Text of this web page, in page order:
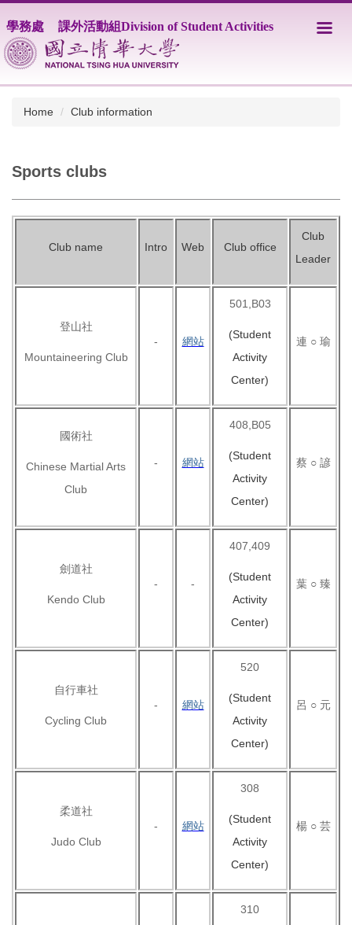
to
the
main
學務處 課外活動組Division of Student Activities
Home Club information
Sports clubs
Club name Intro Web Club office
Club
Leader
登山社
Mountaineering Club
- 網站
501,B03
(Student
Activity
Center)
連 ○ 瑜
國術社
Chinese Martial Arts
Club
- 網站
408,B05
(Student
Activity
Center)
蔡 ○ 諺
劍道社
Kendo Club
- -
407,409
(Student
Activity
Center)
葉 ○ 臻
自行車社
Cycling Club
- 網站
520
(Student
Activity
Center)
呂 ○ 元
柔道社
Judo Club
- 網站
308
(Student
Activity
Center)
楊 ○ 芸
310